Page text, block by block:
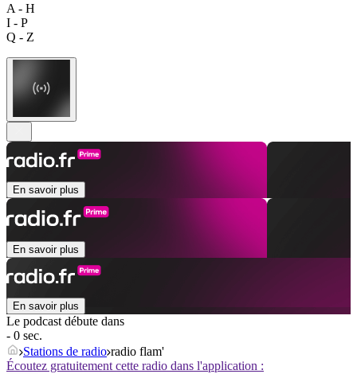
A - H
I - P
Q - Z
En savoir plus
En savoir plus
En savoir plus
Le podcast débute dans
- 0 sec.
Stations de radio radio flam'
Écoutez gratuitement cette radio dans l'application :